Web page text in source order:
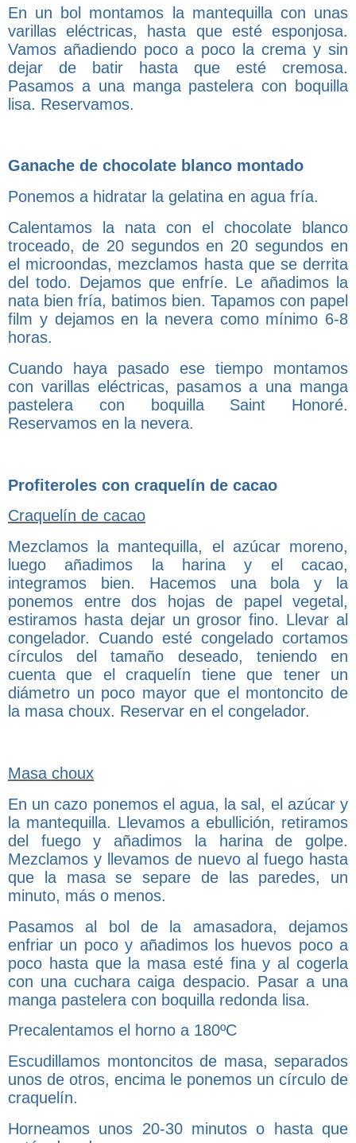
En un bol montamos la mantequilla con unas
varillas eléctricas, hasta que esté esponjosa.
Vamos añadiendo poco a poco la crema y sin
dejar de batir hasta que esté cremosa.
Pasamos a una manga pastelera con boquilla
lisa. Reservamos.
Ganache de chocolate blanco montado
Ponemos a hidratar la gelatina en agua fría.
Calentamos la nata con el chocolate blanco
troceado, de 20 segundos en 20 segundos en
el microondas, mezclamos hasta que se derrita
del todo. Dejamos que enfríe. Le añadimos la
nata bien fría, batimos bien. Tapamos con papel
film y dejamos en la nevera como mínimo 6-8
horas.
Cuando haya pasado ese tiempo montamos
con varillas eléctricas, pasamos a una manga
pastelera con boquilla Saint Honoré.
Reservamos en la nevera.
Profiteroles con craquelín de cacao
Craquelín de cacao
Mezclamos la mantequilla, el azúcar moreno,
luego añadimos la harina y el cacao,
integramos bien. Hacemos una bola y la
ponemos entre dos hojas de papel vegetal,
estiramos hasta dejar un grosor fino. Llevar al
congelador. Cuando esté congelado cortamos
círculos del tamaño deseado, teniendo en
cuenta que el craquelín tiene que tener un
diámetro un poco mayor que el montoncito de
la masa choux. Reservar en el congelador.
Masa choux
En un cazo ponemos el agua, la sal, el azúcar y
la mantequilla. Llevamos a ebullición, retiramos
del fuego y añadimos la harina de golpe.
Mezclamos y llevamos de nuevo al fuego hasta
que la masa se separe de las paredes, un
minuto, más o menos.
Pasamos al bol de la amasadora, dejamos
enfriar un poco y añadimos los huevos poco a
poco hasta que la masa esté fina y al cogerla
con una cuchara caiga despacio. Pasar a una
manga pastelera con boquilla redonda lisa.
Precalentamos el horno a 180ºC
Escudillamos montoncitos de masa, separados
unos de otros, encima le ponemos un círculo de
craquelín.
Horneamos unos 20-30 minutos o hasta que